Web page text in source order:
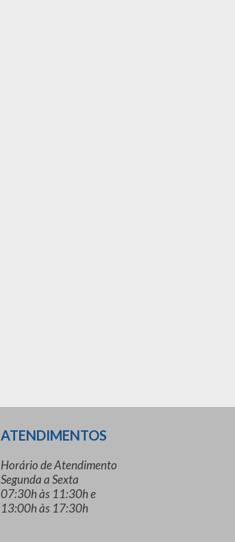
ATENDIMENTOS
Horário de Atendimento
Segunda a Sexta
07:30h às 11:30h e
13:00h às 17:30h